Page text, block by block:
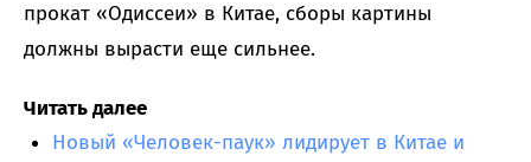
прокат «Одиссеи» в Китае, сборы картины
должны вырасти еще сильнее.
Читать далее
Новый «Человек-паук» лидирует в Китае и